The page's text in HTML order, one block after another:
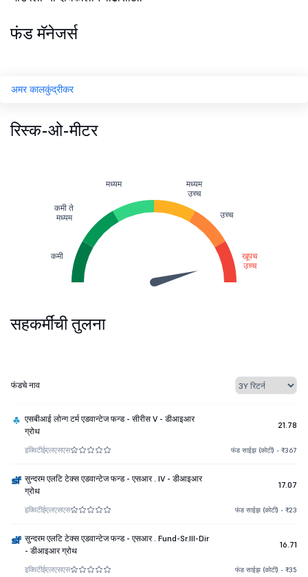
फंड मॅनेजर्स
अमर कालकुंद्रीकर
रिस्क-ओ-मीटर
कमी
कमी ते
मध्यम
मध्यम
मध्यम
उच्च
उच्च
खूपच
उच्च
सहकर्मींची तुलना
फंडचे नाव
एसबीआई लोन्ग टर्म एडवान्टेज फन्ड - सीरीस V - डीआइआर
ग्रोथ
21.78
इक्विटीईएलएसएस फंड साईझ (कोटी) - ₹367
सुन्दरम एलटि टेक्स एडवान्टेज फन्ड - एसआर . IV - डीआइआर
ग्रोथ
17.07
इक्विटीईएलएसएस फंड साईझ (कोटी) - ₹23
सुन्दरम एलटि टेक्स एडवान्टेज फन्ड - एसआर . Fund-Sr.III-Dir
- डीआइआर ग्रोथ
16.71
इक्विटीईएलएसएस फंड साईझ (कोटी) - ₹35